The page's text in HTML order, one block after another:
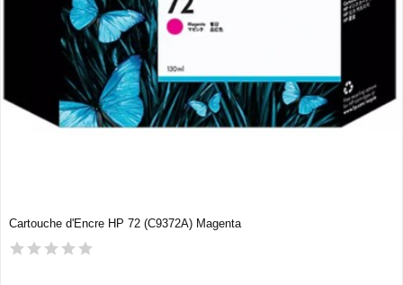
Cartouche d'Encre HP 72 (C9372A) Magenta